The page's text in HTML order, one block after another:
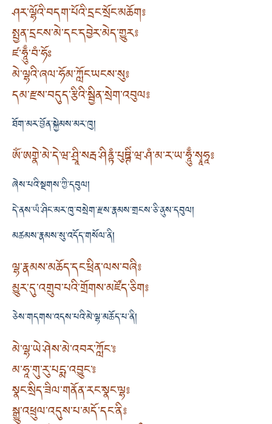
ཤར་ལྷོའི་བདག་པོའི་དྲང་སྲོང་མཆོག༔
སྤྱན་དྲངས་མེ་དང་དབྱེར་མེད་གྱུར༔
ཛ་ཧཱུྃ་བཾ་ཧོཿ
མེ་ལྷའི་ཞལ་ཧོམ་ཀློང་ཡངས་སུ༔
དམ་རྫས་བདུད་རྩིའི་སྦྱིན་སྲེག་འབུལ༔
ཐོག་མར་བྱོན་སྐྱེམས་མར་ཁུ།
ཨོཾ་ཨགྣེ་མེ་དེ་ཝ་ཤྲཱི་སརྦ་ཤིནྟཾ་པུཋྚིཾ་ཝ་ཤཾ་མ་ར་ཡ་ཧཱུྃ་སྭཱཧཱ༔
ཞེས་པའི་སྔགས་ཀྱི་དབུལ།
དེ་ནས་ཡཾ་ཤིང་མར་ཁུ་བསྲེག་རྫས་རྣམས་གྲངས་ཅི་ནུས་དབུལ།
མཚམས་རྣམས་སུ་འདོད་གསོལ་ནི།
ལྷ་རྣམས་མཆོད་དང་ཕྲིན་ལས་བཞི༔
མྱུར་དུ་འགྲུབ་པའི་གྲོགས་མཛོད་ཅིག༔
ཅེས་གདགས་འདས་པའི་མེ་ལྷ་མཆོད་པ་ནི།
མེ་ལྷ་ཡེ་ཤེས་མེ་འབར་ཀློང་༔
མ་ཧཱ་གུ་རུ་པདྨ་འབྱུང་༔
སྣང་སྲིད་ཟིལ་གནོན་རང་སྣང་ལྷ༔
སྒྱུ་འཕྲུལ་འདུས་པ་མདོ་དང་ནི༔